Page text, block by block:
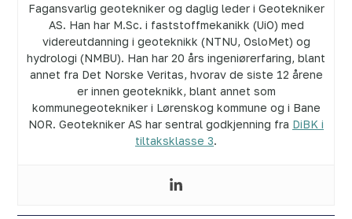
Fagansvarlig geotekniker og daglig leder i Geotekniker
AS. Han har M.Sc. i faststoffmekanikk (UiO) med
videreutdanning i geoteknikk (NTNU, OsloMet) og
hydrologi (NMBU). Han har 20 års ingeniørerfaring, blant
annet fra Det Norske Veritas, hvorav de siste 12 årene
er innen geoteknikk, blant annet som
kommunegeotekniker i Lørenskog kommune og i Bane
NOR. Geotekniker AS har sentral godkjenning fra DiBK i
tiltaksklasse 3.